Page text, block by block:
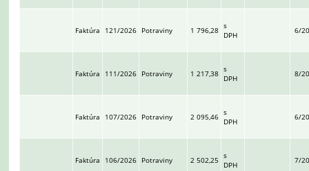
Faktúra 121/2026 Potraviny 1 796,28 s
DPH
6/
Faktúra 111/2026 Potraviny 1 217,38 s
DPH
8/
Faktúra 107/2026 Potraviny 2 095,46 s
DPH
6/
Faktúra 106/2026 Potraviny 2 502,25 s
DPH
7/